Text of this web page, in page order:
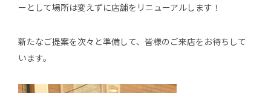
ーとして場所は変えずに店舗をリニューアルします！
新たなご提案を次々と準備して、皆様のご来店をお待ちして
います。